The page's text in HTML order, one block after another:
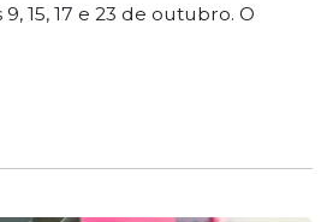
9, 15, 17 e 23 de outubro. O